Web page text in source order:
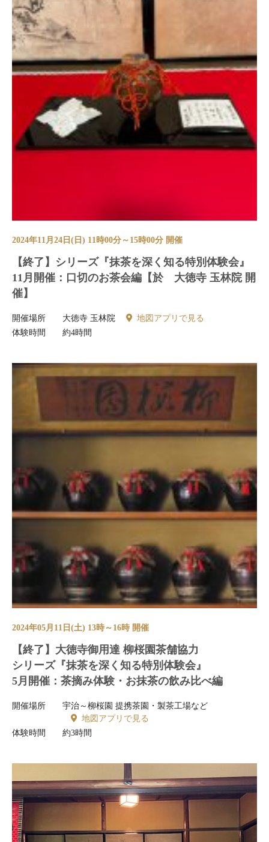
2024年11月24日(日) 11時00分～15時00分 開催
【終了】シリーズ『抹茶を深く知る特別体験会』
11月開催：口切のお茶会編【於 大徳寺 玉林院 開
催】
開催場所 大徳寺 玉林院
地図アプリで見る
体験時間
約4時間
2024年05月11日(土) 13時～16時 開催
【終了】大徳寺御用達 柳桜園茶舗協力
シリーズ『抹茶を深く知る特別体験会』
5月開催：茶摘み体験・お抹茶の飲み比べ編
開催場所
宇治～柳桜園 提携茶園・製茶工場など
地図アプリで見る
体験時間
約3時間